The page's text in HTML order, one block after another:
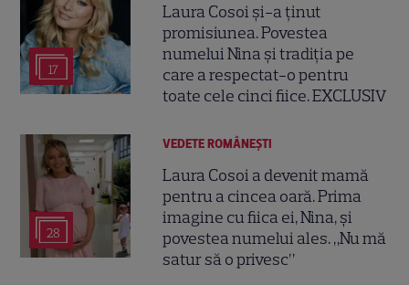
17
Laura Cosoi și-a ținut
promisiunea. Povestea
numelui Nina și tradiția pe
care a respectat-o pentru
toate cele cinci fiice. EXCLUSIV
28
VEDETE ROMÂNEŞTI
Laura Cosoi a devenit mamă
pentru a cincea oară. Prima
imagine cu fiica ei, Nina, și
povestea numelui ales. „Nu mă
satur să o privesc”